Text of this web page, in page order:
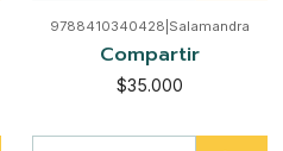
9788410340428 Salamandra
Compartir
$35.000